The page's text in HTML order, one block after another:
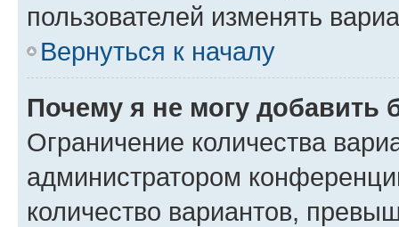
пользователей изменять
Вернуться к началу
Почему я не могу добавить
Ограничение количества
администратором
количество вариантов,